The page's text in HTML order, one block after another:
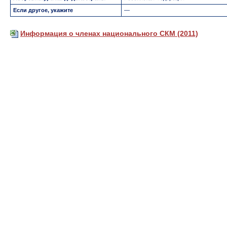
Если другое, укажите
—
Информация о членах национального СКМ (2011)